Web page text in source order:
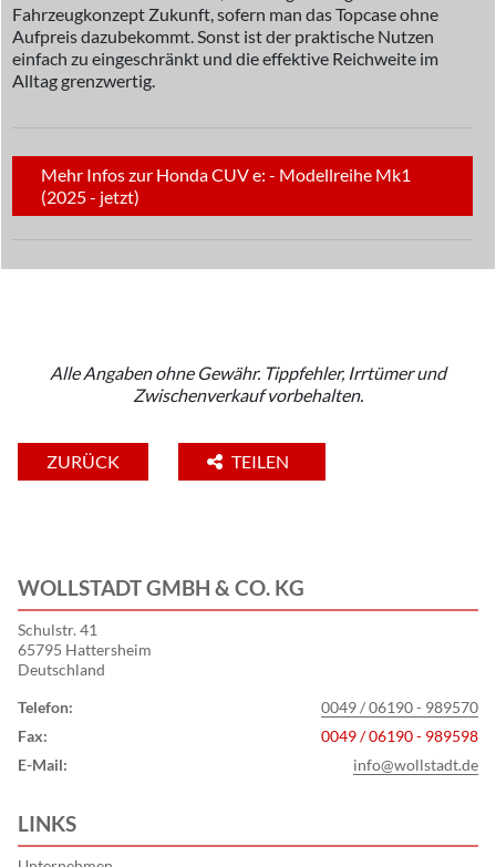
Fahrzeugkonzept Zukunft, sofern man das Topcase ohne
Aufpreis dazubekommt. Sonst ist der praktische Nutzen
einfach zu eingeschränkt und die effektive Reichweite im
Alltag grenzwertig.
Mehr Infos zur Honda CUV e: - Modellreihe Mk1
(2025 - jetzt)
Alle Angaben ohne Gewähr. Tippfehler, Irrtümer und
Zwischenverkauf vorbehalten.
ZURÜCK TEILEN
WOLLSTADT GMBH & CO. KG
Schulstr. 41
65795 Hattersheim
Deutschland
Telefon:
0049 / 06190 - 989570
Fax:
0049 / 06190 - 989598
E-Mail:
info@wollstadt.de
LINKS